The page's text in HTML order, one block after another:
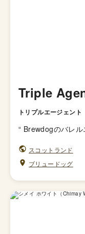
Triple
トリプルエージェント
“ Brewdogのバレ
スコットランド
ブリュードッグ